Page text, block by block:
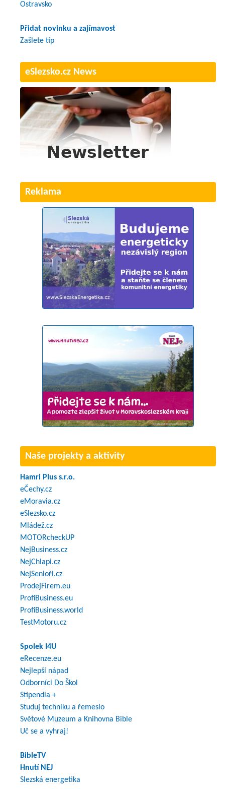
Ostravsko
Přidat novinku a zajímavost
Zašlete tip
eSlezsko.cz News
Reklama
Naše projekty a aktivity
Hamri Plus s.r.o.
eČechy.cz
eMoravia.cz
eSlezsko.cz
Mládež.cz
MOTORcheckUP
NejBusiness.cz
NejChlapi.cz
NejSenioři.cz
ProdejFirem.eu
ProfiBusiness.eu
ProfiBusiness.world
TestMotoru.cz
Spolek I4U
eRecenze.eu
Nejlepší nápad
Odborníci Do Škol
Stipendia +
Studuj techniku a řemeslo
Světové Muzeum a Knihovna Bible
Uč se a vyhraj!
BibleTV
Hnutí NEJ
Slezská energetika